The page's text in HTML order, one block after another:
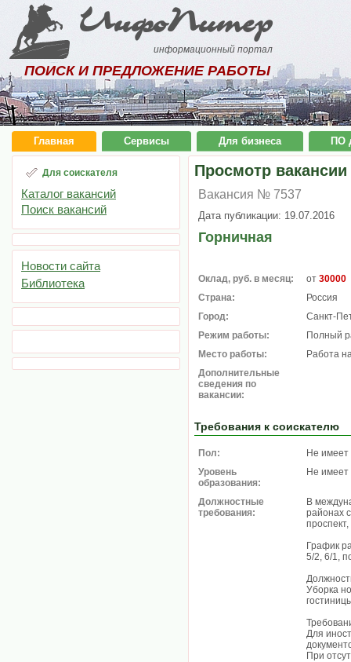
ИнфоПитер
информационный портал
ПОИСК И ПРЕДЛОЖЕНИЕ РАБОТЫ
Главная Сервисы Для бизнеса ПО
Для соискателя
Каталог вакансий
Поиск вакансий
Новости сайта
Библиотека
Просмотр вакансии
Вакансия № 7537
Дата публикации: 19.07.2016
Горничная
Оклад, руб. в месяц: от 30000
Страна:
Россия
Город:
Санкт-
Режим работы:
Полный
Место работы:
Работа
Дополнительные
сведения по
вакансии:
Требования к соискателю
Пол:
Не имеет
Уровень
образования:
Не имеет
Должностные
требования:
В
районах
График
5/2, 6/1,
Уборка
Для
При